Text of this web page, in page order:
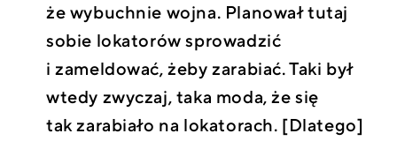
że wybuchnie wojna. Planował tutaj
sobie lokatorów sprowadzić
i zameldować, żeby zarabiać. Taki był
wtedy zwyczaj, taka moda, że się
tak zarabiało na lokatorach. [Dlatego]